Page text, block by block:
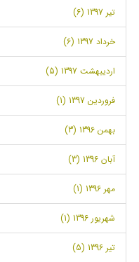
تیر 1397 (6)
خرداد 1397 (6)
اردیبهشت 1397 (5)
فروردین 1397 (1)
بهمن 1396 (3)
آبان 1396 (3)
مهر 1396 (1)
شهریور 1396 (1)
تیر 1396 (5)